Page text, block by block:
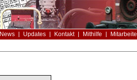
News Updates Kontakt Mithilfe